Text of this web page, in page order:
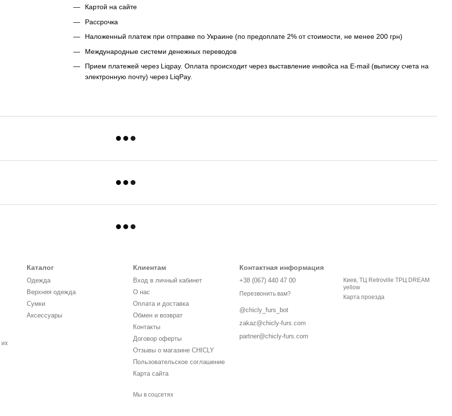
Картой на сайте
Рассрочка
Наложенный платеж при отправке по Украине (по предоплате 2% от стоимости, не менее 200 грн)
Международные системи денежных переводов
Прием платежей через Liqpay. Оплата происходит через выставление инвойса на E-mail (выписку счета на
электронную почту) через LiqPay.
их
Каталог
Одежда
Верхняя одежда
Сумки
Аксессуары
Клиентам
Вход в личный кабинет
О нас
Оплата и доставка
Обмен и возврат
Контакты
Договор оферты
Отзывы о магазине CHICLY
Пользовательское соглашение
Карта сайта
Мы в соцсетях
Контактная информация
+38 (067) 440 47 00
Перезвонить вам?
@chicly_furs_bot
zakaz@chicly-furs.com
partner@chicly-furs.com
Киев, ТЦ Retroville ТРЦ DREAM
yellow
Карта проезда